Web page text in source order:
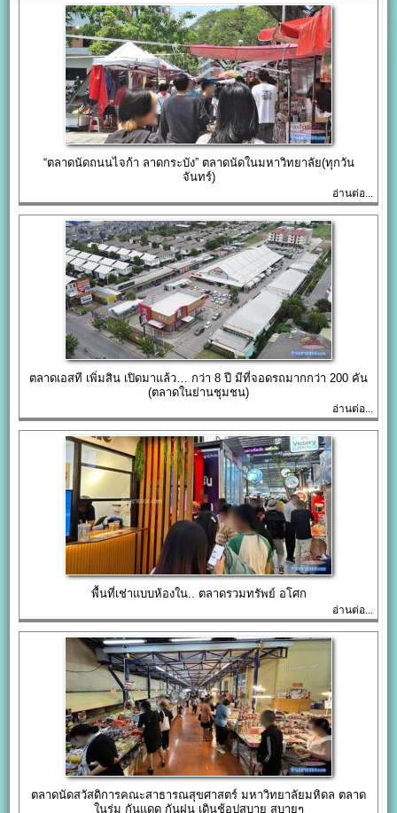
“ตลาดนัดถนนไจก้า ลาดกระบัง” ตลาดนัดในมหาวิทยาลัย(ทุกวัน
จันทร์)
อ่านต่อ...
ตลาดเอสที เพิ่มสิน เปิดมาแล้ว… กว่า 8 ปี มีที่จอดรถมากกว่า 200 คัน
(ตลาดในย่านชุมชน)
อ่านต่อ...
พื้นที่เช่าแบบห้องใน.. ตลาดรวมทรัพย์ อโศก
อ่านต่อ...
ตลาดนัดสวัสดิการคณะสาธารณสุข​ศาสตร์​ มหาวิทยาลัยมหิดล ตลาด
ในร่ม กันแดด กันฝน เดินช้อปสบาย สบายๆ